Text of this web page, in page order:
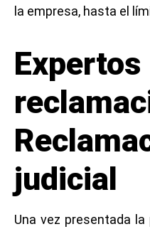
la empresa, hasta el
judicial
Una vez presentada